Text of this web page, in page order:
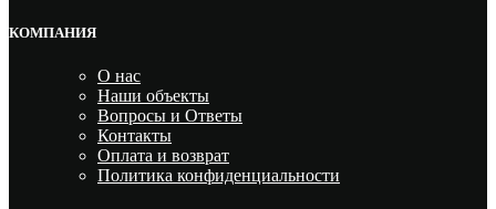
КОМПАНИЯ
О нас
Наши объекты
Вопросы и Ответы
Контакты
Оплата и возврат
Политика конфиденциальности